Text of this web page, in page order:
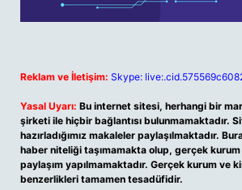
Reklam ve İletişim: Skype:
Yasal Uyarı: Bu internet sitesi, herhangi bir
şirketi ile hiçbir bağlantısı bulunmamaktadır.
hazırladığımız makaleler paylaşılmaktadır.
haber niteliği taşımamakta olup, gerçek kurum
paylaşım yapılmamaktadır. Gerçek kurum ve
benzerlikleri tamamen tesadüfidir.